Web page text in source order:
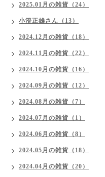
2025.01月の雑貨（24）
小澄正雄さん（13）
2024.12月の雑貨（18）
2024.11月の雑貨（22）
2024.10月の雑貨（16）
2024.09月の雑貨（12）
2024.08月の雑貨（7）
2024.07月の雑貨（1）
2024.06月の雑貨（8）
2024.05月の雑貨（18）
2024.04月の雑貨（20）